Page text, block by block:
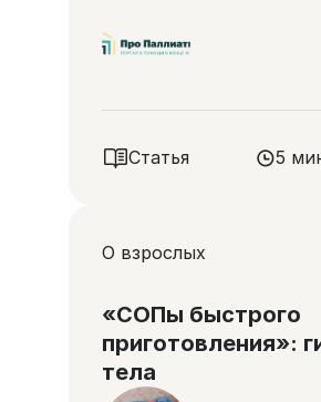
Статья 5
О взрослых
«СОПы быстрого
приготовления»:
тела